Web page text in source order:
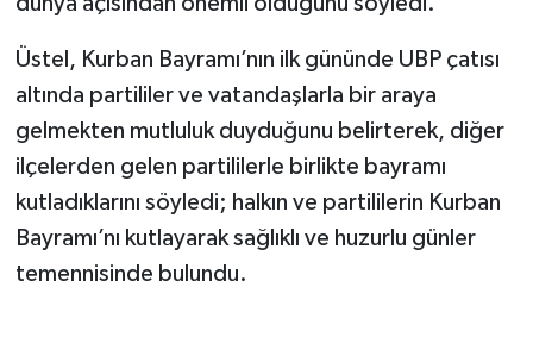
Üstel, Kurban Bayramı’nın ilk gününde UBP çatısı
altında partililer ve vatandaşlarla bir araya
gelmekten mutluluk duyduğunu belirterek, diğer
ilçelerden gelen partililerle birlikte bayramı
kutladıklarını söyledi; halkın ve partililerin Kurban
Bayramı’nı kutlayarak sağlıklı ve huzurlu günler
temennisinde bulundu.